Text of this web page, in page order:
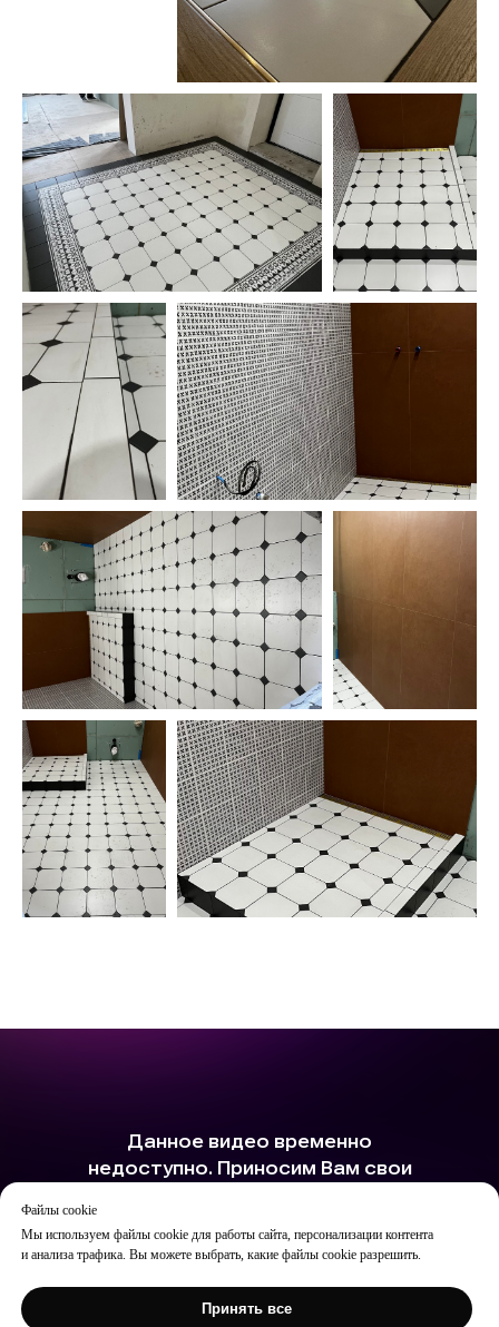
Файлы cookie
Мы используем файлы cookie для работы сайта, персонализации контента
и анализа трафика. Вы можете выбрать, какие файлы cookie разрешить.
Принять все